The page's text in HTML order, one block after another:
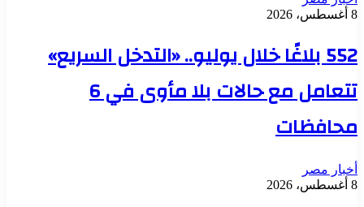
8 أغسطس، 2026
552 بلاغًا خلال يوليو.. «التدخل السريع»
تتعامل مع حالات بلا مأوى في 6
محافظات
أخبار مصر
8 أغسطس، 2026